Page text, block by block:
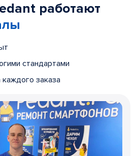
работают
стандартами
заказа